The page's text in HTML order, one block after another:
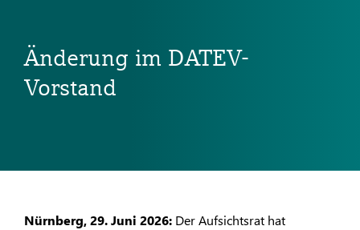
Änderung im DATEV-
Vorstand
Nürnberg, 29. Juni 2026: Der Aufsichtsrat hat